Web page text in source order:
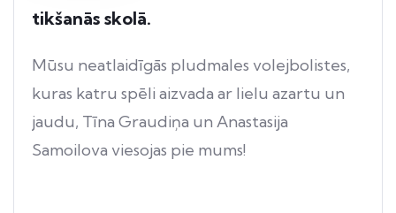
tikšanās skolā.
Mūsu neatlaidīgās pludmales volejbolistes,
kuras katru spēli aizvada ar lielu azartu un
jaudu, Tīna Graudiņa un Anastasija
Samoilova viesojas pie mums!